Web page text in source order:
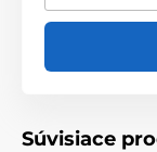
Súvisiace